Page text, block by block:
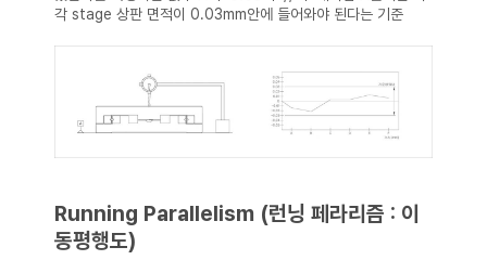
각 stage 상판 면적이 0.03mm안에 들어와야 된다는 기준
Running Parallelism (런닝 페라리즘 : 이
동평행도)